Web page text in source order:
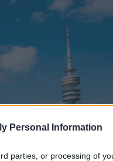
Personal Information
parties, or processing of